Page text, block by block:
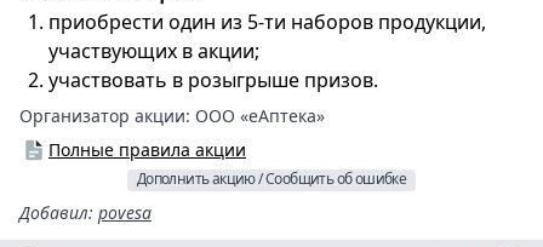
приобрести один из 5-ти наборов продукции,
участвующих в акции;
участвовать в розыгрыше призов.
Организатор акции: ООО «еАптека»
Полные правила акции
Дополнить акцию / Сообщить об ошибке
Добавил: povesa